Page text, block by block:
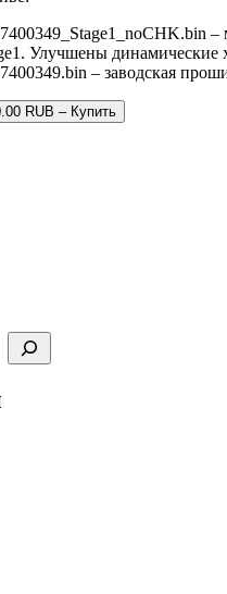
Улучшены динамические
– заводская
RUB – Купить